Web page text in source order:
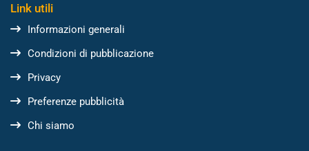
Link utili
Informazioni generali
Condizioni di pubblicazione
Privacy
Preferenze pubblicità
Chi siamo